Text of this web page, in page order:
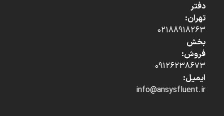
دفتر
تهران:
02188918263
بخش
فروش:
09126238673
ایمیل:
info@ansysfluent.ir